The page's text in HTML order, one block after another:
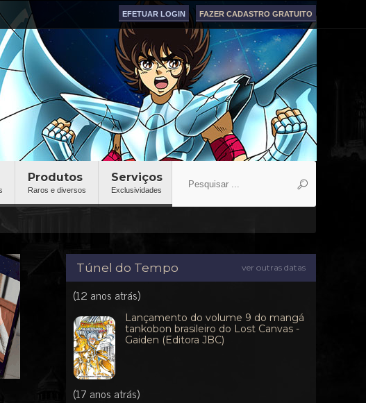
EFETUAR LOGIN FAZER CADASTRO GRATUITO
Produtos
Raros e diversos
Serviços
Exclusividades
Túnel do Tempo ver outras datas
(12 anos atrás)
Lançamento do volume 9 do mangá
tankobon brasileiro do Lost Canvas -
Gaiden (Editora JBC)
(17 anos atrás)